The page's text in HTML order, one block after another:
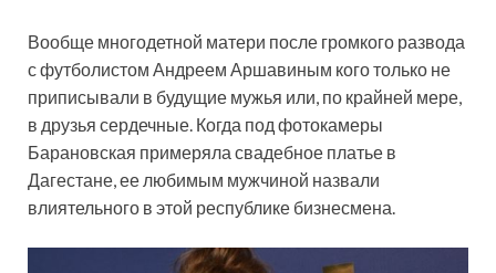
Вообще многодетной матери после громкого развода
с футболистом Андреем Аршавиным кого только не
приписывали в будущие мужья или, по крайней мере,
в друзья сердечные. Когда под фотокамеры
Барановская примеряла свадебное платье в
Дагестане, ее любимым мужчиной назвали
влиятельного в этой республике бизнесмена.